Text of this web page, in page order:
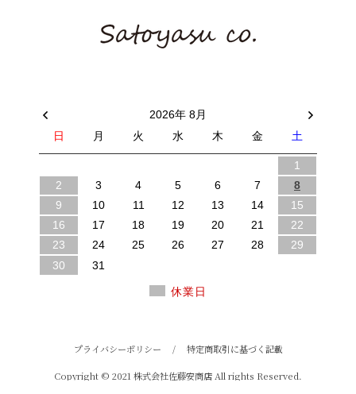
2026年 8月
日
月 火 水 木 金 土
1
2
3 4 5 6 7
8
9
10 11 12 13 14
15
16
17 18 19 20 21
22
23
24 25 26 27 28
29
30
31
休業日
プライバシーポリシー / 特定商取引に基づく記載
Copyright © 2021 株式会社佐藤安商店 All rights Reserved.